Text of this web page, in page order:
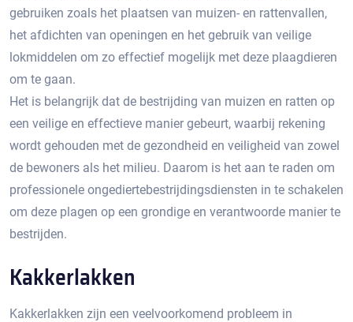
gebruiken zoals het plaatsen van muizen- en rattenvallen,
het afdichten van openingen en het gebruik van veilige
lokmiddelen om zo effectief mogelijk met deze plaagdieren
om te gaan.​
Het is belangrijk dat de bestrijding van muizen en ratten op
een veilige en effectieve manier gebeurt, waarbij rekening
wordt gehouden met de gezondheid en veiligheid van zowel
de bewoners als het milieu. Daarom is het aan te raden om
professionele ongediertebestrijdingsdiensten in te schakelen
om deze plagen op een grondige en verantwoorde manier te
bestrijden.​
Kakkerlakken
Kakkerlakken zijn een veelvoorkomend probleem in